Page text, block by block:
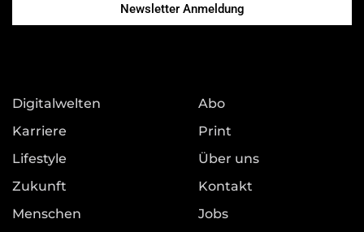
Newsletter Anmeldung
Digitalwelten
Karriere
Lifestyle
Zukunft
Menschen
Abo
Print
Über uns
Kontakt
Jobs